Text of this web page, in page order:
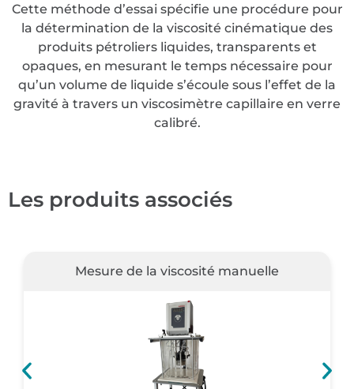
Cette méthode d’essai spécifie une procédure pour
la détermination de la viscosité cinématique des
produits pétroliers liquides, transparents et
opaques, en mesurant le temps nécessaire pour
qu’un volume de liquide s’écoule sous l’effet de la
gravité à travers un viscosimètre capillaire en verre
calibré.
Les produits associés
Mesure de la viscosité manuelle